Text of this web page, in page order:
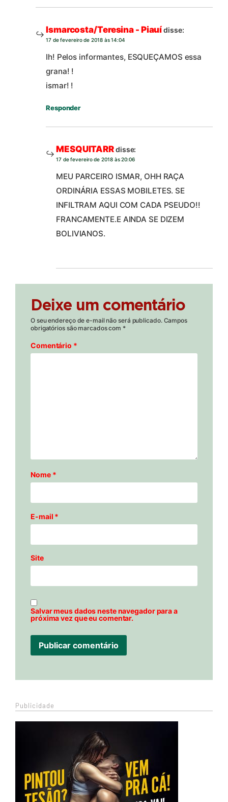
Ismarcosta/Teresina - Piauídisse:
17 de fevereiro de 2018 às 14:04
Ih! Pelos informantes, ESQUEÇAMOS essa
grana! !
ismar! !
Responder
MESQUITARRdisse:
17 de fevereiro de 2018 às 20:06
MEU PARCEIRO ISMAR, OHH RAÇA
ORDINÁRIA ESSAS MOBILETES. SE
INFILTRAM AQUI COM CADA PSEUDO!!
FRANCAMENTE.E AINDA SE DIZEM
BOLIVIANOS.
Deixe um comentário
O seu endereço de e-mail não será publicado. Campos
obrigatórios são marcados com *
Comentário *
Nome *
E-mail *
Site
Salvar meus dados neste navegador para a
próxima vez que eu comentar.
Publicidade